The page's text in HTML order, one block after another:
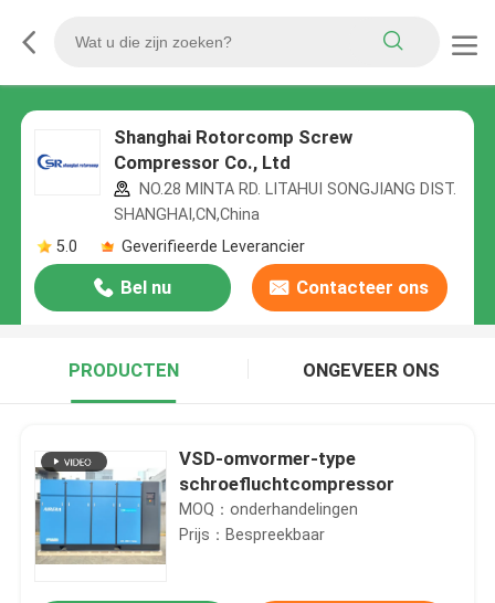
Shanghai Rotorcomp Screw
Compressor Co., Ltd
NO.28 MINTA RD. LITAHUI SONGJIANG DIST.
SHANGHAI,CN,China
5.0
Geverifieerde Leverancier
Bel nu Contacteer ons
PRODUCTEN ONGEVEER ONS
VSD-omvormer-type
schroefluchtcompressor
MOQ：onderhandelingen
Prijs：Bespreekbaar